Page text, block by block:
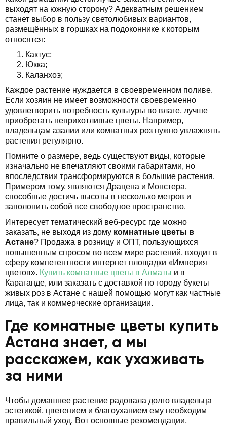
выходят на южную сторону? Адекватным решением
станет выбор в пользу светолюбивых вариантов,
размещённых в горшках на подоконнике к которым
относятся:
Кактус;
Юкка;
Каланхоэ;
Каждое растение нуждается в своевременном поливе.
Если хозяин не имеет возможности своевременно
удовлетворить потребность культуры во влаге, лучше
приобретать неприхотливые цветы. Например,
владельцам азалии или комнатных роз нужно увлажнять
растения регулярно.
Помните о размере, ведь существуют виды, которые
изначально не впечатляют своими габаритами, но
впоследствии трансформируются в большие растения.
Примером тому, являются Драцена и Монстера,
способные достичь высоты в несколько метров и
заполонить собой все свободное пространство.
Интересует тематический веб-ресурс где можно
заказать, не выходя из дому комнатные цветы в
Астане? Продажа в розницу и ОПТ, пользующихся
повышенным спросом во всем мире растений, входит в
сферу компетентности интернет площадки «Империя
цветов». Купить комнатные цветы в Алматы и в
Караганде, или заказать с доставкой по городу букеты
живых роз в Астане с нашей помощью могут как частные
лица, так и коммерческие организации.
Где комнатные цветы купить
Астана знает, а мы
расскажем, как ухаживать
за ними
Чтобы домашнее растение радовала долго владельца
эстетикой, цветением и благоуханием ему необходим
правильный уход. Вот основные рекомендации,